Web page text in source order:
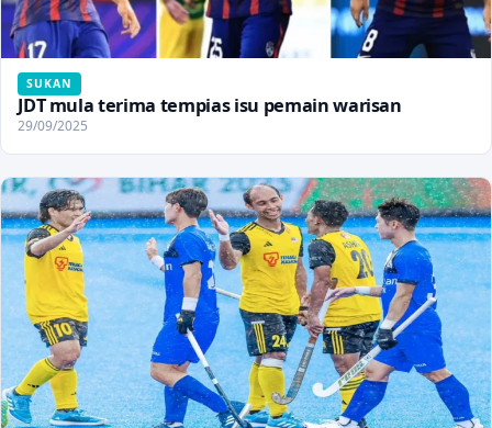
SUKAN
JDT mula terima tempias isu pemain warisan
29/09/2025